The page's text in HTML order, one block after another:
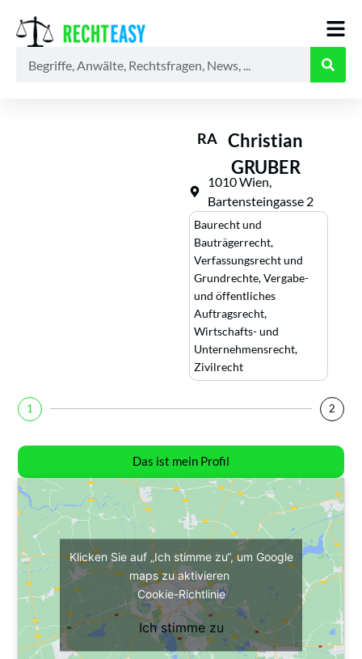
RA
Christian
GRUBER
1010 Wien,
Bartensteingasse 2
Baurecht und
Bauträgerrecht,
Verfassungsrecht und
Grundrechte,Vergabe-
und öffentliches
Auftragsrecht,
Wirtschafts- und
Unternehmensrecht,
Zivilrecht
1 2
Das ist mein Profil
Klicken Sie auf „Ich stimme zu“, um Google
maps zu aktivieren
Cookie-Richtlinie
Ich stimme zu